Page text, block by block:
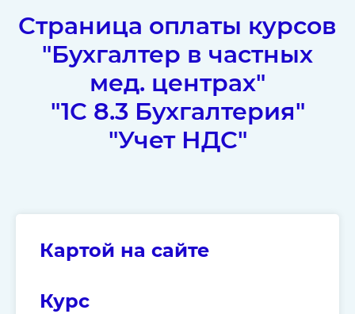
Страница оплаты курсов
"Бухгалтер в частных
мед. центрах"
"1С 8.3 Бухгалтерия"
"Учет НДС"
Картой на сайте
Курс